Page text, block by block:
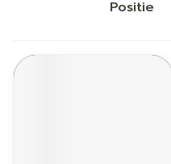
Sorteer op: